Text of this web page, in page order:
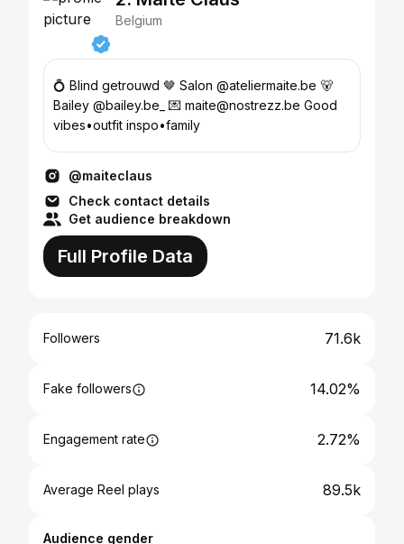
Belgium
💍 Blind getrouwd 🤎 Salon @ateliermaite.be 🐻
Bailey @bailey.be_ 💌 maite@nostrezz.be Good
vibes•outfit inspo•family
@maiteclaus
Check contact details
Get audience breakdown
Full Profile Data
Followers 71.6k
Fake followers 14.02%
Engagement rate 2.72%
Average Reel plays 89.5k
Audience gender